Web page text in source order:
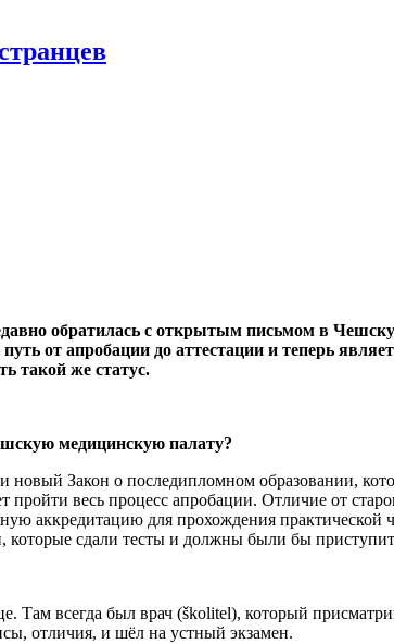
обратилась с открытым письмом в
от апробации до аттестации и теперь
такой же статус.
медицинскую палату?
Закон о последипломном образовании,
пройти весь процесс апробации. Отличие от
аккредитацию для прохождения
сдали тесты и должны были бы
всегда был врач (školitеl), который
отличия, и шёл на устный экзамен.